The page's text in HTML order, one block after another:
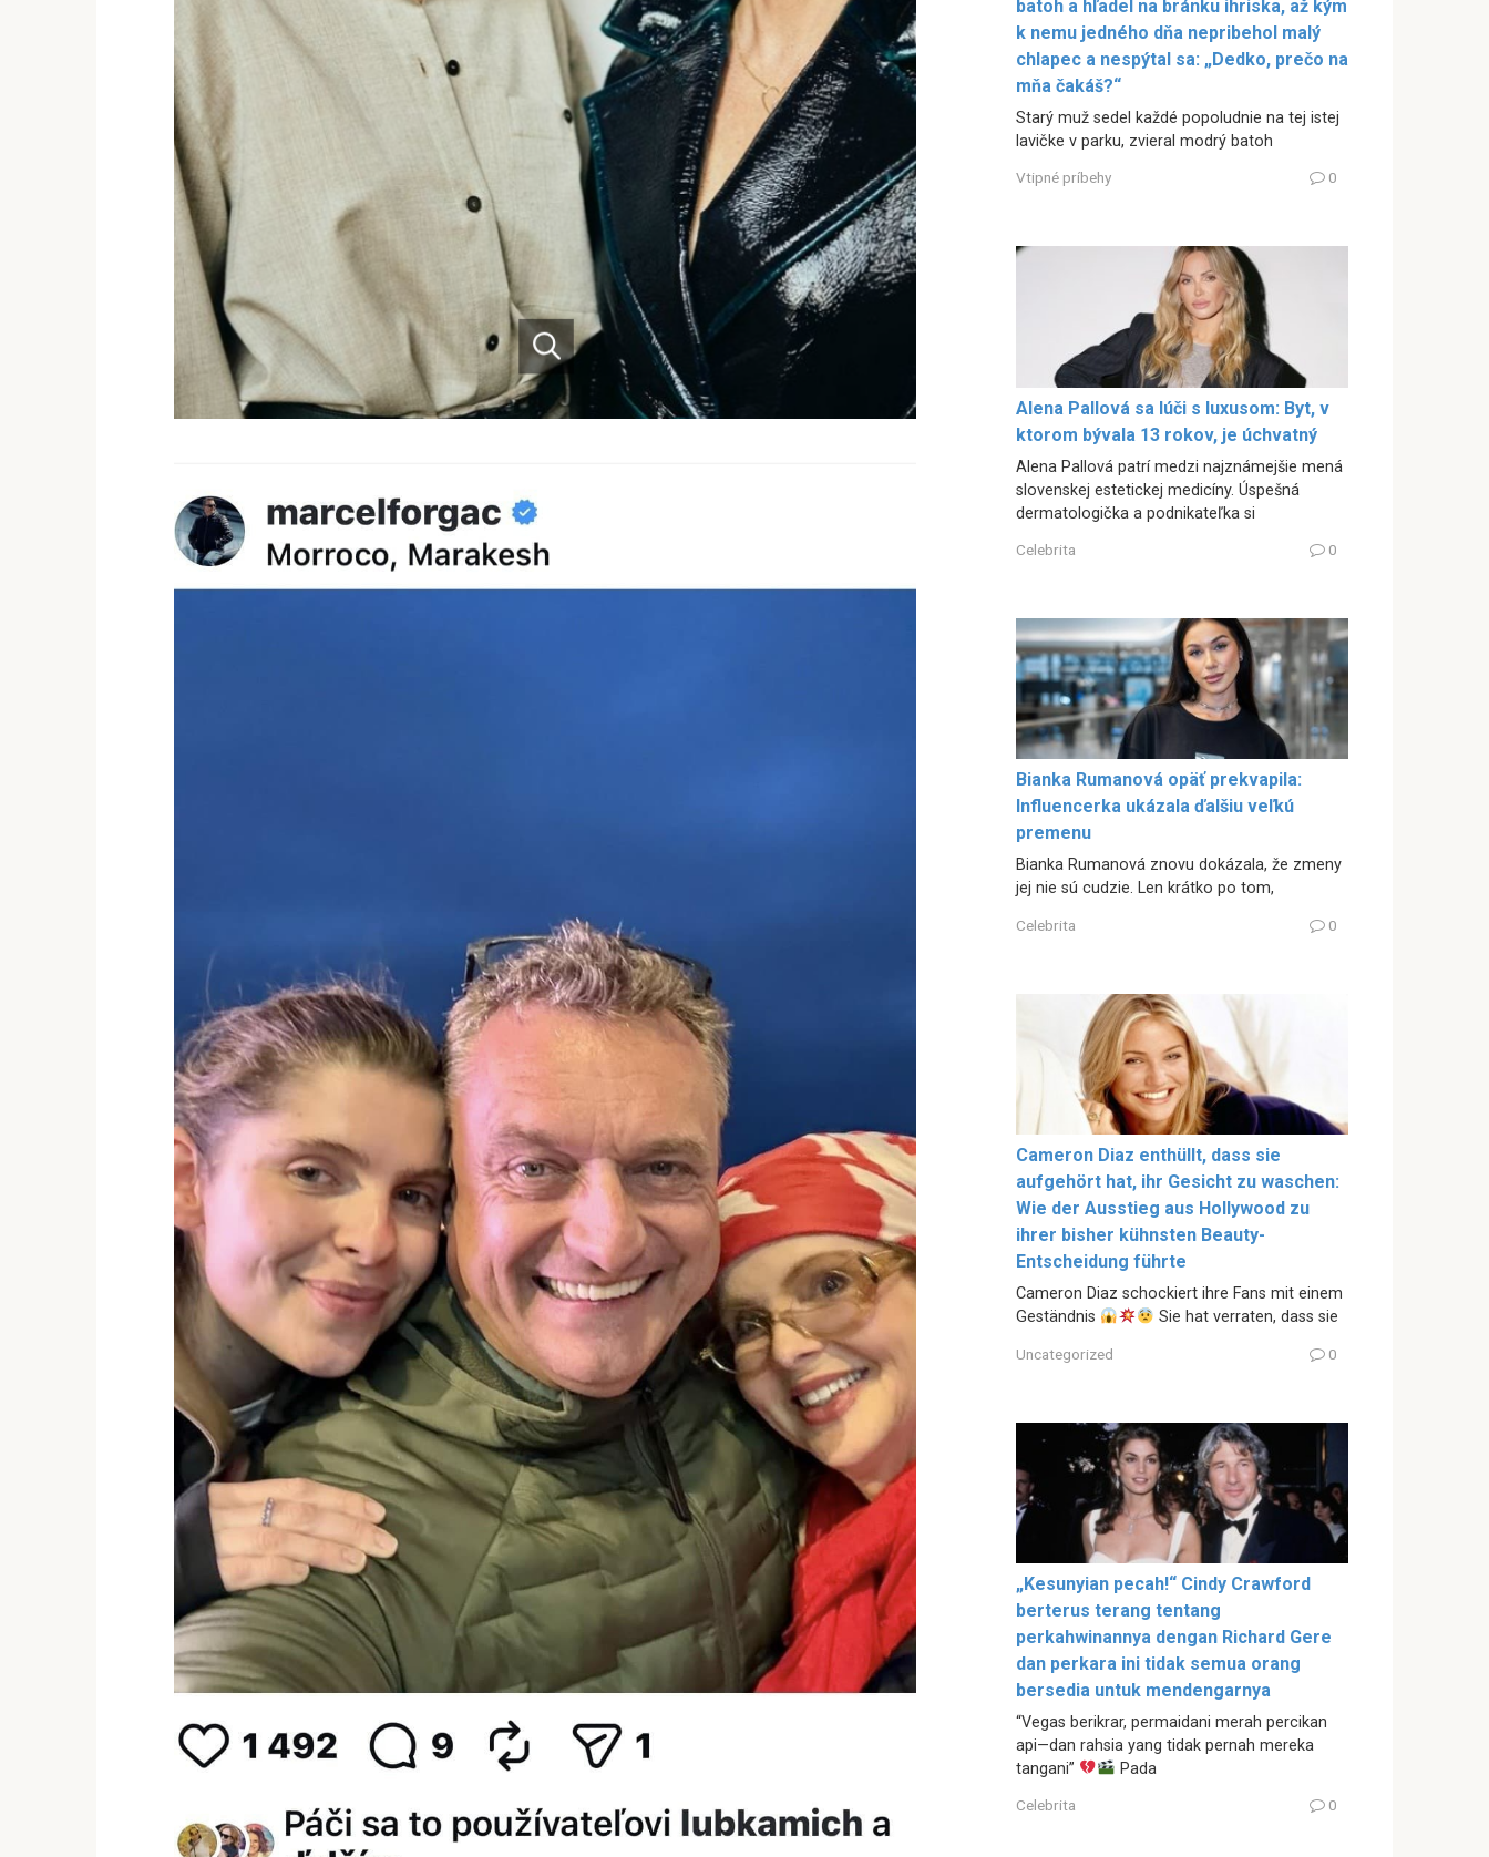
batoh a hľadel na bránku ihriska, až kým
k nemu jedného dňa nepribehol malý
chlapec a nespýtal sa: „Dedko, prečo na
mňa čakáš?“
Starý muž sedel každé popoludnie na tej istej
lavičke v parku, zvieral modrý batoh
Vtipné príbehy 0
Alena Pallová sa lúči s luxusom: Byt, v
ktorom bývala 13 rokov, je úchvatný
Alena Pallová patrí medzi najznámejšie mená
slovenskej estetickej medicíny. Úspešná
dermatologička a podnikateľka si
Celebrita 0
Bianka Rumanová opäť prekvapila:
Influencerka ukázala ďalšiu veľkú
premenu
Bianka Rumanová znovu dokázala, že zmeny
jej nie sú cudzie. Len krátko po tom,
Celebrita 0
Cameron Diaz enthüllt, dass sie
aufgehört hat, ihr Gesicht zu waschen:
Wie der Ausstieg aus Hollywood zu
ihrer bisher kühnsten Beauty-
Entscheidung führte
Cameron Diaz schockiert ihre Fans mit einem
Geständnis
Sie hat verraten, dass sie
Uncategorized 0
„Kesunyian pecah!“ Cindy Crawford
berterus terang tentang
perkahwinannya dengan Richard Gere
dan perkara ini tidak semua orang
bersedia untuk mendengarnya
“Vegas berikrar, permaidani merah percikan
api—dan rahsia yang tidak pernah mereka
tangani”
Pada
Celebrita 0